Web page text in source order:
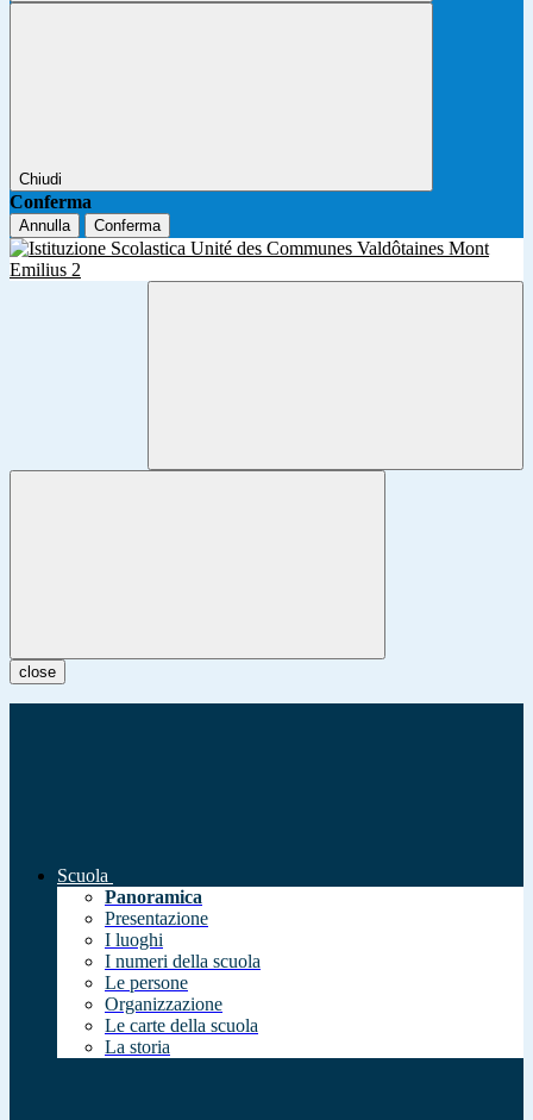
Chiudi
Conferma
Annulla Conferma
close
Scuola
Panoramica
Presentazione
I luoghi
I numeri della scuola
Le persone
Organizzazione
Le carte della scuola
La storia